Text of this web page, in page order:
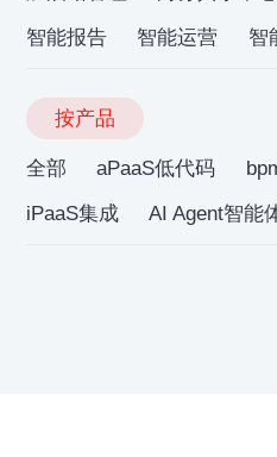
智能报告
智能运营 智
按产品
全部 aPaaS低代码
iPaaS集成
AI Agent智能